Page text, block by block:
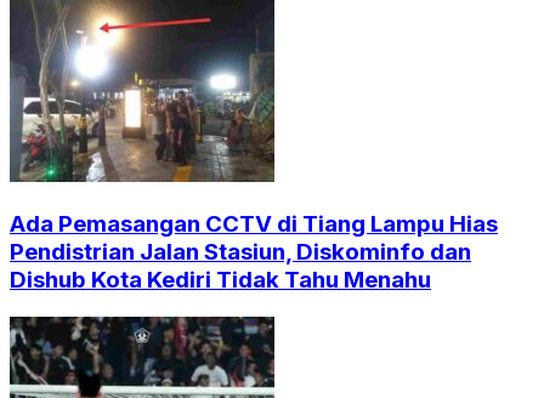
Ada Pemasangan CCTV di Tiang Lampu Hias
Pendistrian Jalan Stasiun, Diskominfo dan
Dishub Kota Kediri Tidak Tahu Menahu